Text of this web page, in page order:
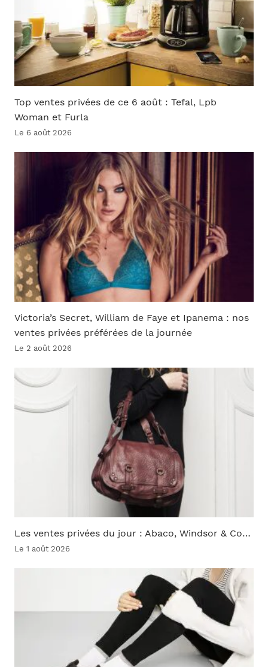
Top ventes privées de ce 6 août : Tefal, Lpb
Woman et Furla
Le 6 août 2026
Victoria’s Secret, William de Faye et Ipanema : nos
ventes privées préférées de la journée
Le 2 août 2026
Les ventes privées du jour : Abaco, Windsor & Co…
Le 1 août 2026